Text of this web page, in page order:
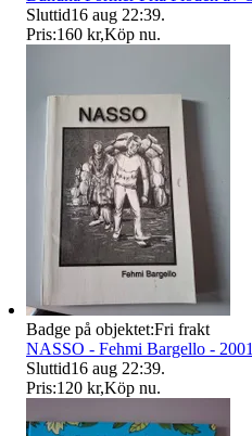
Sluttid16 aug 22:39.
Pris:160 kr,Köp nu.
Badge på objektet:Fri frakt
NASSO - Fehmi Bargello - 2001
Sluttid16 aug 22:39.
Pris:120 kr,Köp nu.